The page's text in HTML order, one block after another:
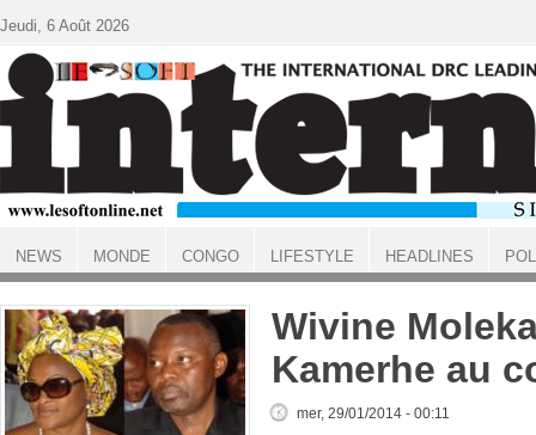
ACCUEIL
Wivine
Kamerhe au
mer, 29/01/2014 - 00:11
Jeudi, 6 Août 2026
NEWS MONDE CONGO LIFESTYLE HEADLINES